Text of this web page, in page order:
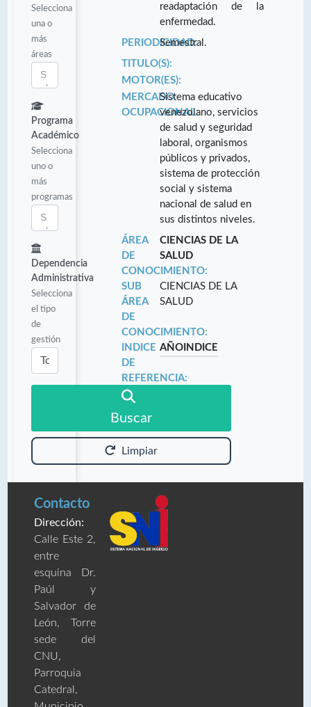
Selecciona
una o
más
áreas
Programa
Académico
Selecciona
uno o
más
programas
Dependencia
Administrativa
Selecciona
el tipo
de
gestión
Buscar
Limpiar
readaptación de la
enfermedad.
PERIODICIDAD:
Semestral.
TITULO(S):
MOTOR(ES):
MERCADO
OCUPACIONAL:
Sistema educativo
venezolano, servicios
de salud y seguridad
laboral, organismos
públicos y privados,
sistema de protección
social y sistema
nacional de salud en
sus distintos niveles.
ÁREA
DE
CONOCIMIENTO:
CIENCIAS DE LA
SALUD
SUB
ÁREA
DE
CONOCIMIENTO:
CIENCIAS DE LA
SALUD
INDICE
DE
REFERENCIA:
AÑO INDICE
Contacto
Dirección:
Calle Este 2,
entre
esquina Dr.
Paúl y
Salvador de
León, Torre
sede del
CNU,
Parroquia
Catedral,